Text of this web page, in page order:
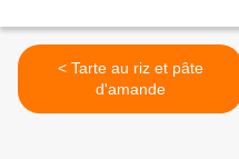
< Tarte au riz et pâte
d'amande